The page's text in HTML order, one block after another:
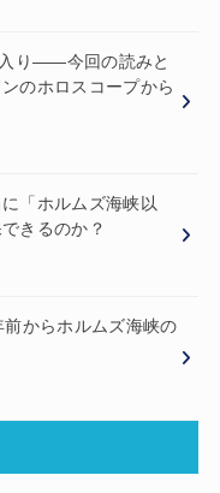
り——今回の読みと
のホロスコープから
「ホルムズ海峡以
きるのか？
からホルムズ海峡の